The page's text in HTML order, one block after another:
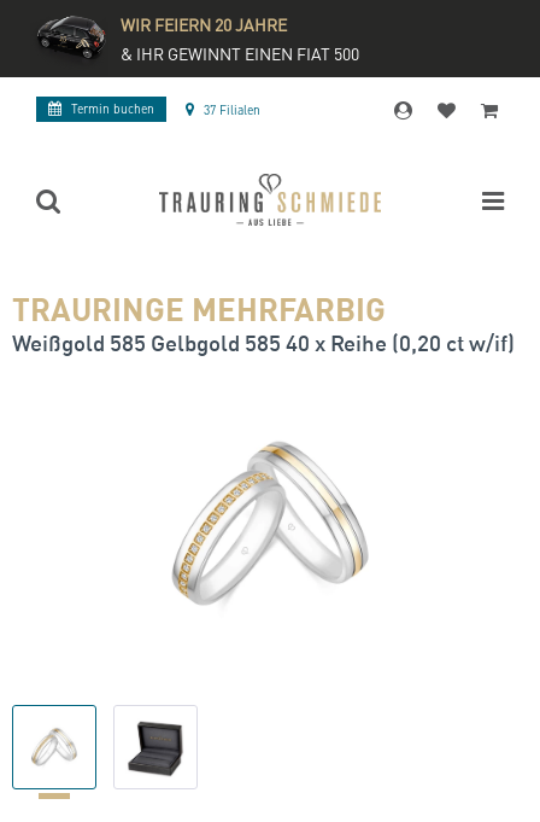
WIR FEIERN 20 JAHRE
& IHR GEWINNT EINEN FIAT 500
Termin buchen 37 Filialen
TRAURINGE MEHRFARBIG
Weißgold 585 Gelbgold 585 40 x Reihe (0,20 ct w/if)